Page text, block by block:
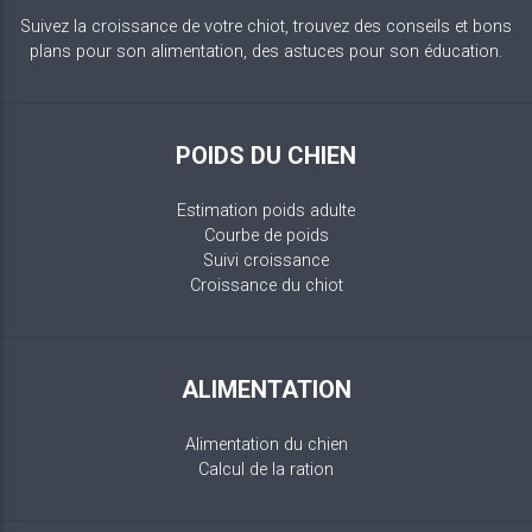
Suivez la croissance de votre chiot, trouvez des conseils et bons
plans pour son alimentation, des astuces pour son éducation.
POIDS DU CHIEN
Estimation poids adulte
Courbe de poids
Suivi croissance
Croissance du chiot
ALIMENTATION
Alimentation du chien
Calcul de la ration